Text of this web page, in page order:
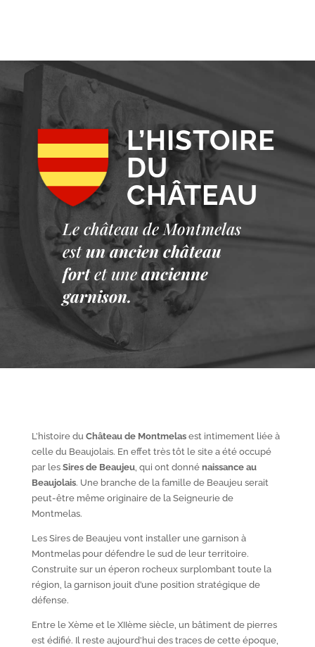
L’HISTOIRE
DU
CHÂTEAU
Le château de Montmelas
est un ancien château
fort et une ancienne
garnison.
L’histoire duChâteau de Montmelasest intimement liée à
celle du Beaujolais. En effet très tôt le site a été occupé
par les Sires de Beaujeu, qui ont donné naissance au
Beaujolais. Une branche de la famille de Beaujeu serait
peut-être même originaire de la Seigneurie de
Montmelas.
Les Sires de Beaujeu vont installer une garnison à
Montmelas pour défendre le sud de leur territoire.
Construite sur un éperon rocheux surplombant toute la
région, la garnison jouit d’une position stratégique de
défense.
Entre le Xèmeet le XIIèmesiècle, un bâtiment de pierres
est édifié. Il reste aujourd’hui des traces de cette époque,